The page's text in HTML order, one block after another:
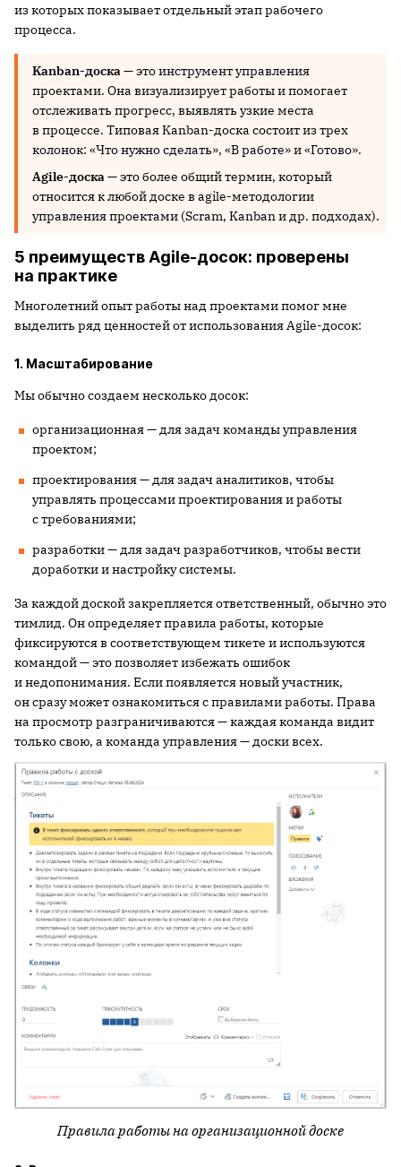
из которых показывает отдельный этап рабочего
процесса.
Kanban-доска — это инструмент управления
проектами. Она визуализирует работы и помогает
отслеживать прогресс, выявлять узкие места
в процессе. Типовая Kanban-доска состоит из трех
колонок: «Что нужно сделать», «В работе» и «Готово».
Agile-доска — это более общий термин, который
относится к любой доске в agile-методологии
управления проектами (Scram, Kanban и др. подходах).
5 преимуществ Agile-досок: проверены
на практике
Многолетний опыт работы над проектами помог мне
выделить ряд ценностей от использования Agile-досок:
1. Масштабирование
Мы обычно создаем несколько досок:
организационная — для задач команды управления
проектом;
проектирования — для задач аналитиков, чтобы
управлять процессами проектирования и работы
с требованиями;
разработки — для задач разработчиков, чтобы вести
доработки и настройку системы.
За каждой доской закрепляется ответственный, обычно это
тимлид. Он определяет правила работы, которые
фиксируются в соответствующем тикете и используются
командой — это позволяет избежать ошибок
и недопонимания. Если появляется новый участник,
он сразу может ознакомиться с правилами работы. Права
на просмотр разграничиваются — каждая команда видит
только свою, а команда управления — доски всех.
Правила работы на организационной доске